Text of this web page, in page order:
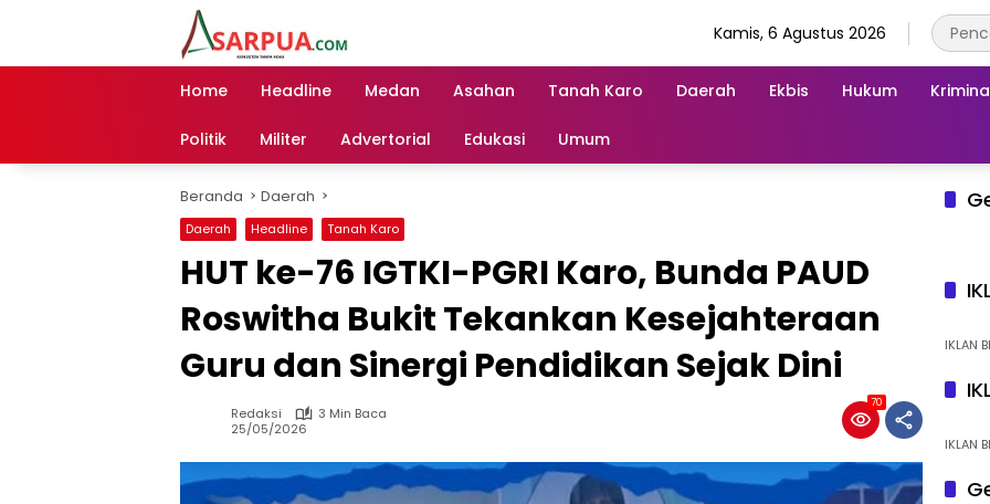
Kamis, 6 Agustus 2026
Home Headline Medan Asahan Tanah Karo Daerah Ekbis Hukum
Politik Militer Advertorial Edukasi Umum
Beranda Daerah
Daerah Headline Tanah Karo
HUT ke-76 IGTKI-PGRI Karo, Bunda PAUD
Roswitha Bukit Tekankan Kesejahteraan
Guru dan Sinergi Pendidikan Sejak Dini
Redaksi
3 Min Baca
25/05/2026
70
IKLAN BI
IKLAN BI